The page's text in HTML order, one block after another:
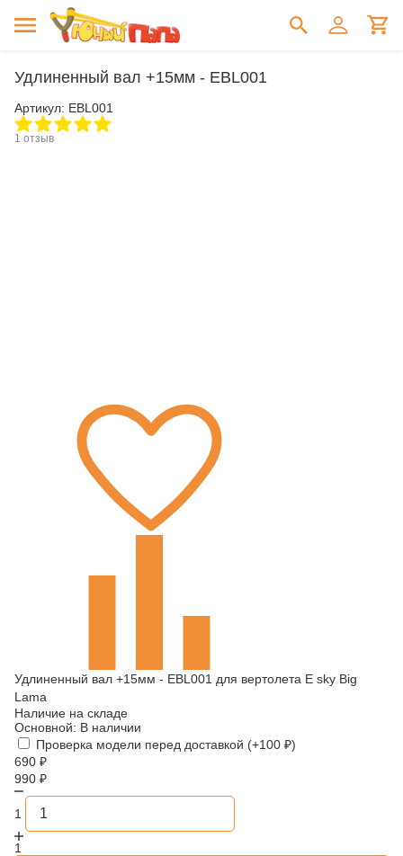
Удлиненный вал +15мм - EBL001
Артикул: EBL001
1 отзыв
Удлиненный вал +15мм - EBL001 для вертолета E sky Big
Lama
Наличие на складе
Основной: В наличии
Проверка модели перед доставкой (+100 ₽)
690 ₽
990 ₽
1
1